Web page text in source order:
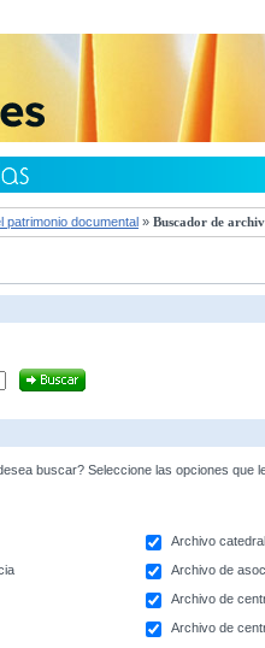
patrimonio documental » Buscador de
buscar? Seleccione las opciones que
Archivo
Archivo de
Archivo de
Archivo de